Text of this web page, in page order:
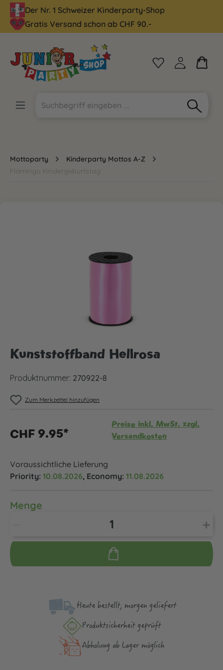
springen
Der Nr. 1 Schweizer Kinderparty-Shop
Gratis Versand schon ab CHF 90.-
Mottoparty
Kinderparty Mottos A-Z
Flamingo Kindergeburtstag
Kunststoffband Hellrosa
Produktnummer: 270922-8
Zum Merkzettel hinzufügen
CHF 9.95*
Preise inkl. MwSt. zzgl.
Versandkosten
Voraussichtliche Lieferung
Priority: 10.08.2026, Economy: 11.08.2026
Menge
Heute bestellt, morgen geliefert
Produktsicher­heit geprüft
Abholung ab Lager möglich